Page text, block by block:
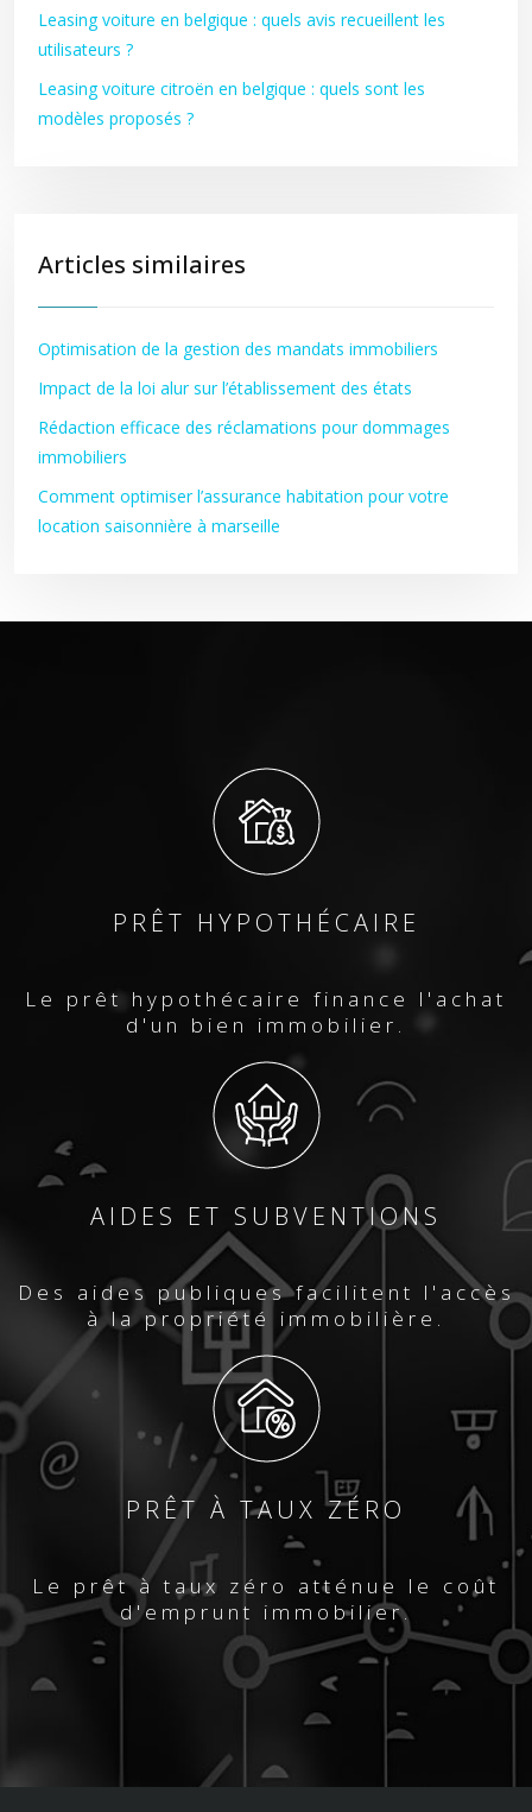
Leasing voiture en belgique : quels avis recueillent les
utilisateurs ?
Leasing voiture citroën en belgique : quels sont les
modèles proposés ?
Articles similaires
Optimisation de la gestion des mandats immobiliers
Impact de la loi alur sur l’établissement des états
Rédaction efficace des réclamations pour dommages
immobiliers
Comment optimiser l’assurance habitation pour votre
location saisonnière à marseille
PRÊT HYPOTHÉCAIRE
Le prêt hypothécaire finance l'achat
d'un bien immobilier.
AIDES ET SUBVENTIONS
Des aides publiques facilitent l'accès
à la propriété immobilière.
PRÊT À TAUX ZÉRO
Le prêt à taux zéro atténue le coût
d'emprunt immobilier.